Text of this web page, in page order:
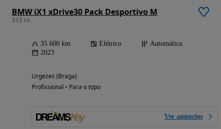
BMW iX1 xDrive30 Pack Desportivo M
313 cv
35 600 km Elétrico
Automática
2023
Urgezes (Braga)
Profissional • Para o topo
Ver anúncios